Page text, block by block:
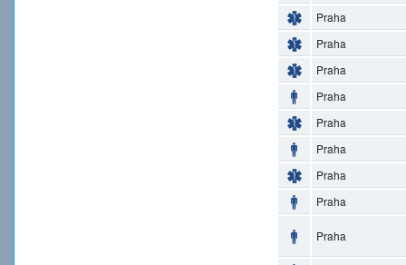
Praha
Praha
Praha
Praha
Praha
Praha
Praha
Praha
Praha